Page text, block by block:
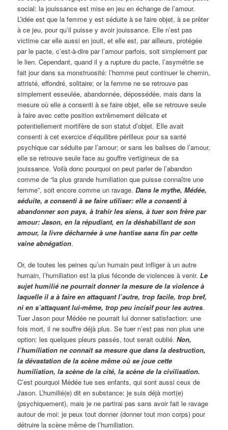
social: la jouissance est mise en jeu en échange de l’amour.
L’idée est que la femme y est séduite à se faire objet, à se prêter
à ce jeu, pour qu’il puisse y avoir jouissance. Elle n’est pas
victime car elle aussi en jouit, et elle est, par ailleurs, protégée
par le pacte, c’est-à-dire par l’amour parfois, soit simplement par
le lien. Cependant, quand il y a rupture du pacte, l’asymétrie se
fait jour dans sa monstruosité: l’homme peut continuer le chemin,
attristé, effondré, solitaire; or la femme ne se retrouve pas
simplement esseulée, abandonnée, dépossédée, mais dans la
mesure où elle a consenti à se faire objet, elle se retrouve seule
à faire avec cette position extrêmement délicate et
potentiellement mortifère de son statut d’objet. Elle avait
consenti à cet exercice d’équilibre périlleux pour sa santé
psychique car séduite par l’amour; or sans les balises de l’amour,
elle se retrouve seule face au gouffre vertigineux de sa
jouissance. Voilà donc pourquoi on peut parler de l’abandon
comme de “la plus grande humiliation que puisse connaître une
femme”, soit encore comme un ravage.Dans le mythe, Médée,
séduite, a consenti à se faire utiliser: elle a consenti à
abandonner son pays, à trahir les siens, à tuer son frère par
amour: Jason, en la répudiant, en la déshabillant de son
amour, la livre décharnée à une hantise sans fin par cette
vaine abnégation.
Or, de toutes les peines qu’un humain peut infliger à un autre
humain, l’humiliation est la plus féconde de violences à venir.Le
sujet humilié ne pourrait donner la mesure de la violence à
laquelle il a à faire en attaquant l’autre, trop facile, trop bref,
ni en s’attaquant lui-même, trop peu incisif pour les autres.
Tuer Jason pour Médée ne pourrait lui donner satisfaction: une
fois mort, il ne souffre déjà plus. Se tuer n’est pas non plus une
option: les quelques pleurs passés, tout serait oublié.Non,
l’humiliation ne connait sa mesure que dans la destruction,
la dévastation de la scène même où se joue cette
humiliation, la scène de la cité, la scène de la civilisation.
C’est pourquoi Médée tue ses enfants, qui sont aussi ceux de
Jason. L’humilié(e) dit en substance: je suis déjà mort(e)
(psychiquement), mais je ne partirai pas sans avoir fait le ravage
autour de moi: je peux tout donner (donner tout mon corps) pour
détruire la scène même de l’humiliation.